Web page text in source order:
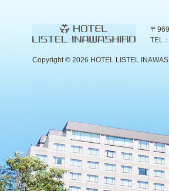
〒
TEL
Copyright © 2026 HOTEL LISTEL